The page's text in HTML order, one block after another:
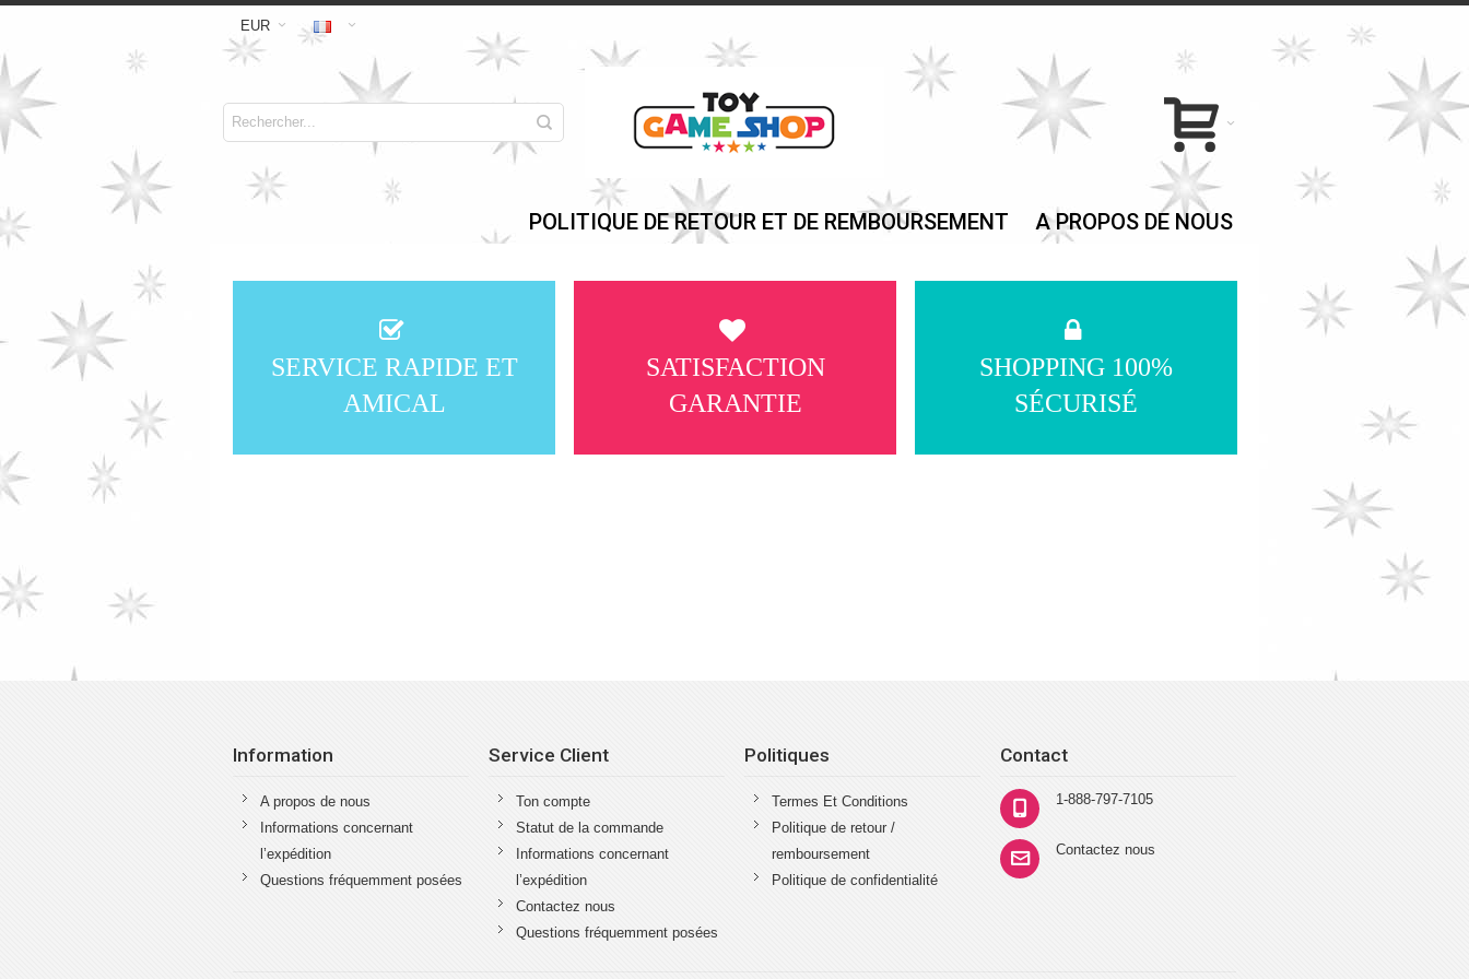
EUR
A PROPOS DE NOUS
POLITIQUE DE RETOUR ET DE REMBOURSEMENT
SERVICE RAPIDE ET
AMICAL
SATISFACTION
GARANTIE
SHOPPING 100%
SÉCURISÉ
Information
A propos de nous
Informations concernant
l’expédition
Questions fréquemment posées
Service Client
Ton compte
Statut de la commande
Informations concernant
l’expédition
Contactez nous
Questions fréquemment posées
Politiques
Termes Et Conditions
Politique de retour /
remboursement
Politique de confidentialité
Contact
1-888-797-7105
Contactez nous